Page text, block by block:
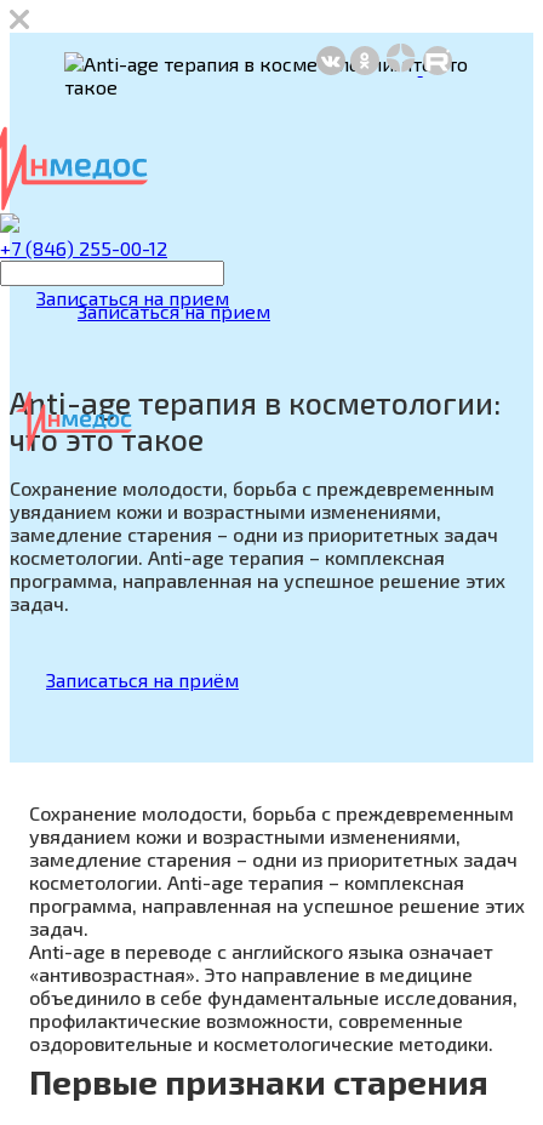
Записаться на прием
+7 (846) 255-00-12
Записаться на прием
Anti-age терапия в косметологии:
что это такое
Сохранение молодости, борьба с преждевременным
увяданием кожи и возрастными изменениями,
замедление старения – одни из приоритетных задач
косметологии. Anti-age терапия – комплексная
программа, направленная на успешное решение этих
задач.
Записаться на приём
Сохранение молодости, борьба с преждевременным
увяданием кожи и возрастными изменениями,
замедление старения – одни из приоритетных задач
косметологии. Anti-age терапия – комплексная
программа, направленная на успешное решение этих
задач.
Anti-age в переводе с английского языка означает
«антивозрастная». Это направление в медицине
объединило в себе фундаментальные исследования,
профилактические возможности, современные
оздоровительные и косметологические методики.
Первые признаки старения